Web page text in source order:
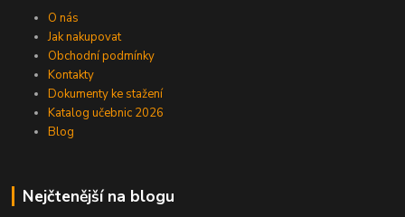
O nás
Jak nakupovat
Obchodní podmínky
Kontakty
Dokumenty ke stažení
Katalog učebnic 2026
Blog
Nejčtenější na blogu